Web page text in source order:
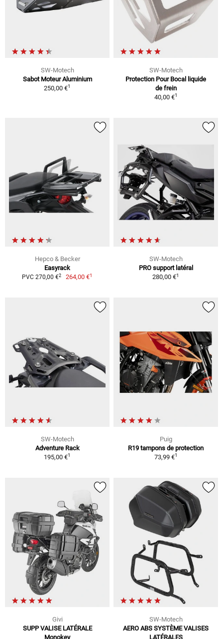
SW-Motech
Sabot Moteur Aluminium
250,00 €1
SW-Motech
Protection Pour Bocal liquide
de frein
40,00 €1
Hepco & Becker
Easyrack
PVC 270,00 €2 264,00 €1
SW-Motech
PRO support latéral
280,00 €1
SW-Motech
Adventure Rack
195,00 €1
Puig
R19 tampons de protection
73,99 €1
Givi
SUPP VALISE LATÉRALE
Monokey
SW-Motech
AERO ABS SYSTÈME VALISES
LATÉRALES